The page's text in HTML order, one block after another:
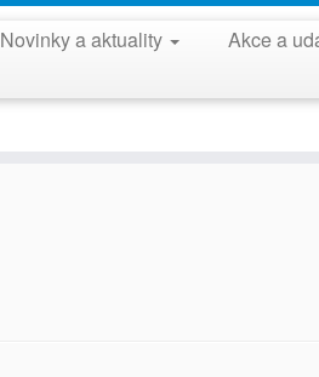
Novinky a aktuality Akce a